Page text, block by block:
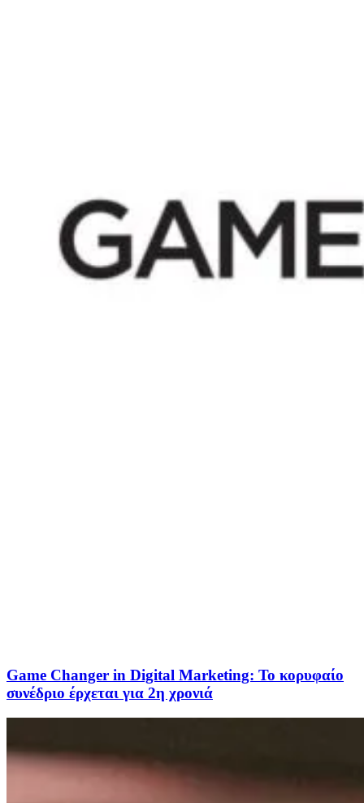
Game Changer in Digital Marketing: Το κορυφαίο
συνέδριο έρχεται για 2η χρονιά